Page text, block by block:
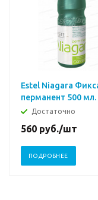
Estel Niagara
перманент 500 мл.
Достаточно
560 руб./шт
ПОДРОБНЕЕ